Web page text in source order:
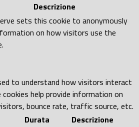
Descrizione
sets this cookie to anonymously
on how visitors use the
to understand how visitors interact
help provide information on
bounce rate, traffic source, etc.
Durata Descrizione